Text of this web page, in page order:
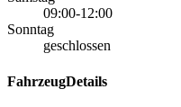
09:00-12:00
Sonntag
geschlossen
FahrzeugDetails